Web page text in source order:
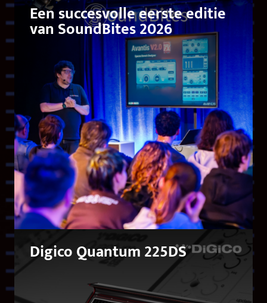
Een succesvolle eerste editie
van SoundBites 2026
Digico Quantum 225DS